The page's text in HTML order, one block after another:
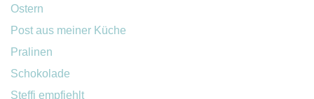
Ostern
Post aus meiner Küche
Pralinen
Schokolade
Steffi empfiehlt